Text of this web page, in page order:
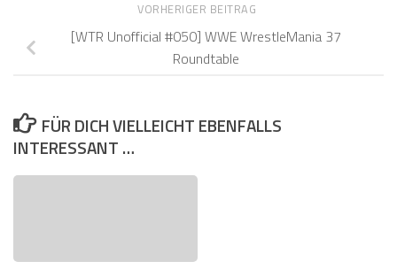
VORHERIGER BEITRAG
[WTR Unofficial #050] WWE WrestleMania 37
Roundtable
FÜR DICH VIELLEICHT EBENFALLS
INTERESSANT …